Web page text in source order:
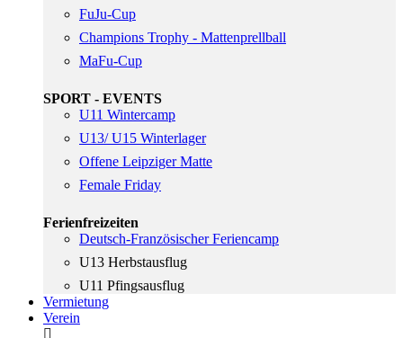
FuJu-Cup
Champions Trophy - Mattenprellball
MaFu-Cup
SPORT - EVENTS
U11 Wintercamp
U13/ U15 Winterlager
Offene Leipziger Matte
Female Friday
Ferienfreizeiten
Deutsch-Französischer Feriencamp
U13 Herbstausflug
U11 Pfingsausflug
Vermietung
Verein